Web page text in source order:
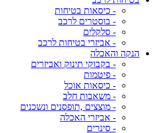
- כיסאות בטיחות
- בוסטרים לרכב
- סלקלים
- אביזרי בטיחות לרכב
הנקה והאכלה
- בקבוקי תינוק ואביזרים
- פיטמות
- כיסאות אוכל
- משאבות חלב
- מוצצים ,תופסנים ונשכנים
- אביזרי האכלה
- סינרים